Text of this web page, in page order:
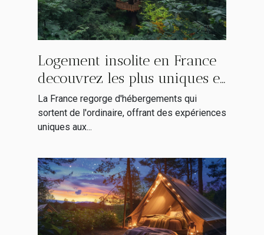
Logement insolite en France
decouvrez les plus uniques et
atypiques pour un sejour
memorable
La France regorge d'hébergements qui
sortent de l'ordinaire, offrant des expériences
uniques aux...